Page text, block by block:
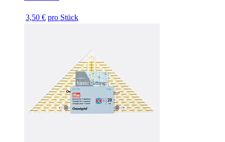
3,50 € pro Stück